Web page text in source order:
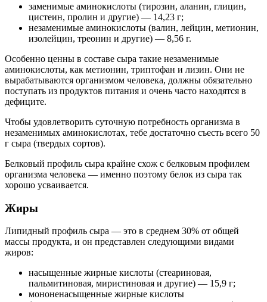
заменимые аминокислоты (тирозин, аланин, глицин,
цистеин, пролин и другие) — 14,23 г;
незаменимые аминокислоты (валин, лейцин, метионин,
изолейцин, треонин и другие) — 8,56 г.
Особенно ценны в составе сыра такие незаменимые
аминокислоты, как метионин, триптофан и лизин. Они не
вырабатываются организмом человека, должны обязательно
поступать из продуктов питания и очень часто находятся в
дефиците.
Чтобы удовлетворить суточную потребность организма в
незаменимых аминокислотах, тебе достаточно съесть всего 50
г сыра (твердых сортов).
Белковый профиль сыра крайне схож с белковым профилем
организма человека — именно поэтому белок из сыра так
хорошо усваивается.
Жиры
Липидный профиль сыра — это в среднем 30% от общей
массы продукта, и он представлен следующими видами
жиров:
насыщенные жирные кислоты (стеариновая,
пальмитиновая, миристиновая и другие) — 15,9 г;
мононенасыщенные жирные кислоты